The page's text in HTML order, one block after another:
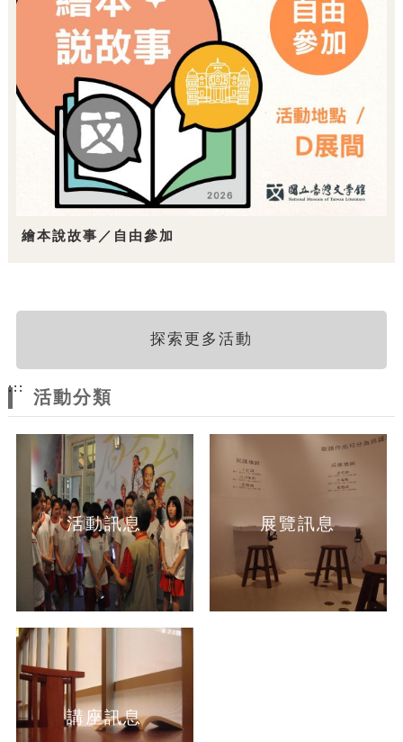
繪本說故事／自由參加
探索更多活動
:::
活動分類
活動訊息 展覽訊息
講座訊息